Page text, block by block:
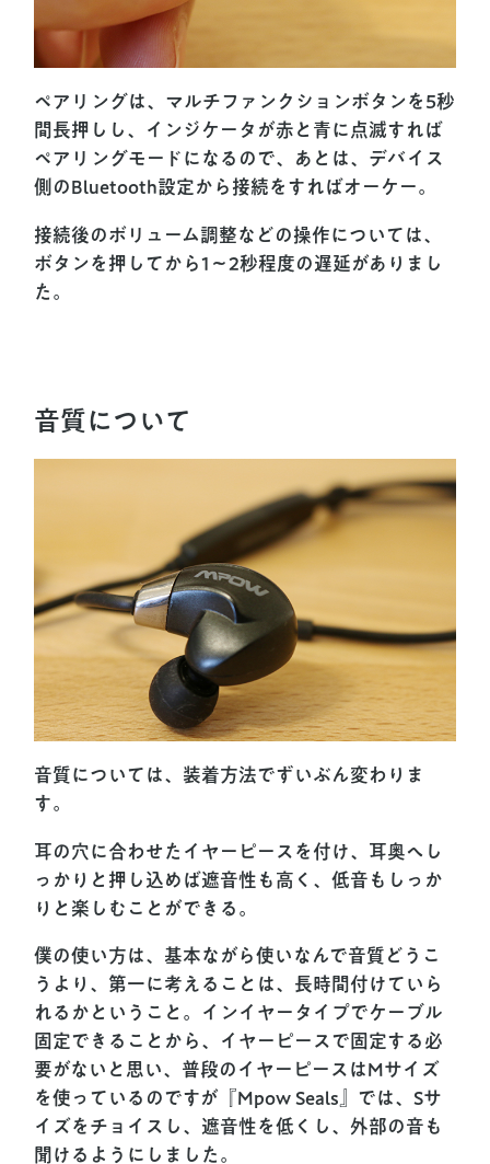
ペアリングは、マルチファンクションボタンを5秒
間長押しし、インジケータが赤と青に点滅すれば
ペアリングモードになるので、あとは、デバイス
側のBluetooth設定から接続をすればオーケー。
接続後のボリューム調整などの操作については、
ボタンを押してから1〜2秒程度の遅延がありまし
た。
音質について
音質については、装着方法でずいぶん変わりま
す。
耳の穴に合わせたイヤーピースを付け、耳奥へし
っかりと押し込めば遮音性も高く、低音もしっか
りと楽しむことができる。
僕の使い方は、基本ながら使いなんで音質どうこ
うより、第一に考えることは、長時間付けていら
れるかということ。インイヤータイプでケーブル
固定できることから、イヤーピースで固定する必
要がないと思い、普段のイヤーピースはMサイズ
を使っているのですが『Mpow Seals』では、Sサ
イズをチョイスし、遮音性を低くし、外部の音も
聞けるようにしました。